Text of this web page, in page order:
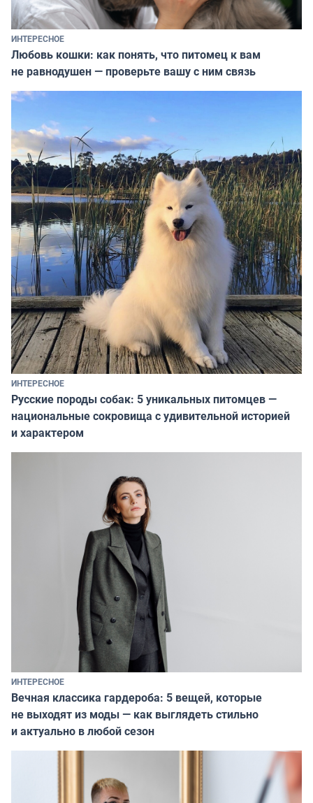
ИНТЕРЕСНОЕ
Любовь кошки: как понять, что питомец к вам
не равнодушен — проверьте вашу с ним связь
ИНТЕРЕСНОЕ
Русские породы собак: 5 уникальных питомцев —
национальные сокровища с удивительной историей
и характером
ИНТЕРЕСНОЕ
Вечная классика гардероба: 5 вещей, которые
не выходят из моды — как выглядеть стильно
и актуально в любой сезон